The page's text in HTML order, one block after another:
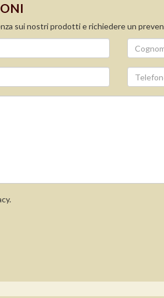
sui nostri prodotti e richiedere un